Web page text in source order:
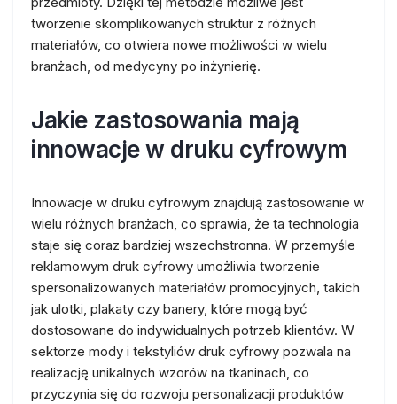
tworzenie skomplikowanych struktur z różnych
materiałów, co otwiera nowe możliwości w wielu
branżach, od medycyny po inżynierię.
Jakie zastosowania mają
innowacje w druku cyfrowym
Innowacje w druku cyfrowym znajdują zastosowanie w
wielu różnych branżach, co sprawia, że ta technologia
staje się coraz bardziej wszechstronna. W przemyśle
reklamowym druk cyfrowy umożliwia tworzenie
spersonalizowanych materiałów promocyjnych, takich
jak ulotki, plakaty czy banery, które mogą być
dostosowane do indywidualnych potrzeb klientów. W
sektorze mody i tekstyliów druk cyfrowy pozwala na
realizację unikalnych wzorów na tkaninach, co
przyczynia się do rozwoju personalizacji produktów